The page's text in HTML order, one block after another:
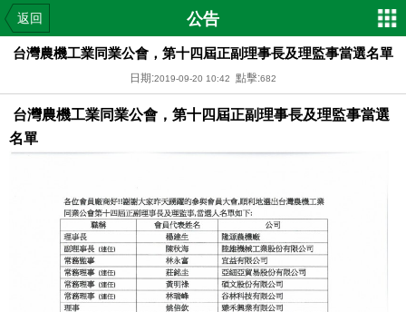
返回 公告
台灣農機工業同業公會，第十四屆正副理事長及理監事當選名單
日期:2019-09-20 10:42 點擊:682
台灣農機工業同業公會，第十四屆正副理事長及理監事當選
名單